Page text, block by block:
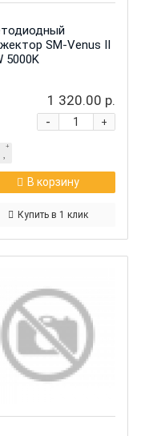
SM-Venus II
5000K
1 320.00 р.
+
-
В корзину
Купить в 1 клик